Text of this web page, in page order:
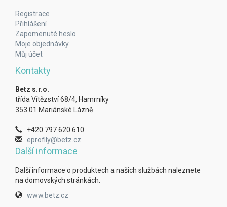
Registrace
Přihlášení
Zapomenuté heslo
Moje objednávky
Můj účet
Kontakty
Betz s.r.o.
třída Vítězství 68/4, Hamrníky
353 01 Mariánské Lázně
+420 797 620 610
eprofily@betz.cz
Další informace
Další informace o produktech a našich službách naleznete
na domovských stránkách.
www.betz.cz